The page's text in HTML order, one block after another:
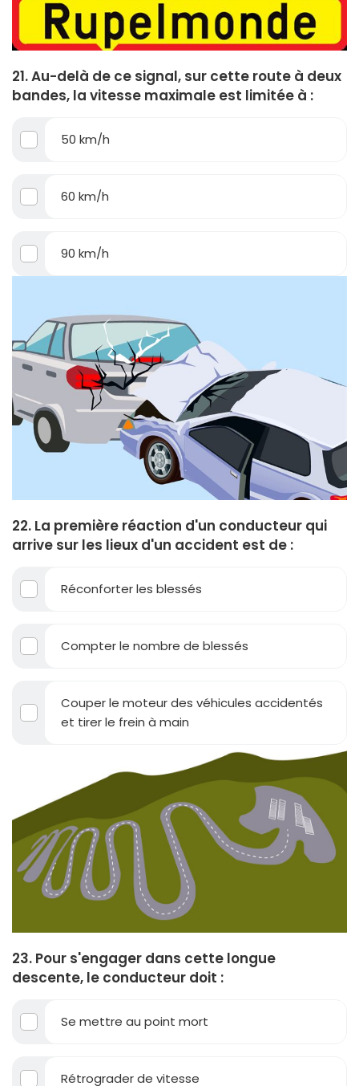
21. Au-delà de ce signal, sur cette route à deux
bandes, la vitesse maximale est limitée à :
50 km/h
60 km/h
90 km/h
22. La première réaction d'un conducteur qui
arrive sur les lieux d'un accident est de :
Réconforter les blessés
Compter le nombre de blessés
Couper le moteur des véhicules accidentés
et tirer le frein à main
23. Pour s'engager dans cette longue
descente, le conducteur doit :
Se mettre au point mort
Rétrograder de vitesse